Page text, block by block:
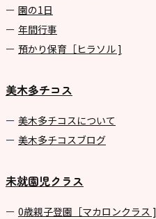
園の1⽇
年間⾏事
預かり保育［ヒラソル ]
美木多チコス
美⽊多チコスについて
美⽊多チコスブログ
未就園児クラス
0歳親子登園［マカロンクラス ]